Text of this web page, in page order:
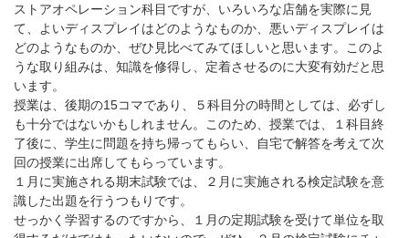
ストアオペレーション科目ですが、いろいろな店舗を実際に見
て、よいディスプレイはどのようなものか、悪いディスプレイは
どのようなものか、ぜひ見比べてみてほしいと思います。このよ
うな取り組みは、知識を修得し、定着させるのに大変有効だと思
います。
授業は、後期の15コマであり、５科目分の時間としては、必ずし
も十分ではないかもしれません。このため、授業では、１科目終
了後に、学生に問題を持ち帰ってもらい、自宅で解答を考えて次
回の授業に出席してもらっています。
１月に実施される期末試験では、２月に実施される検定試験を意
識した出題を行うつもりです。
せっかく学習するのですから、１月の定期試験を受けて単位を取